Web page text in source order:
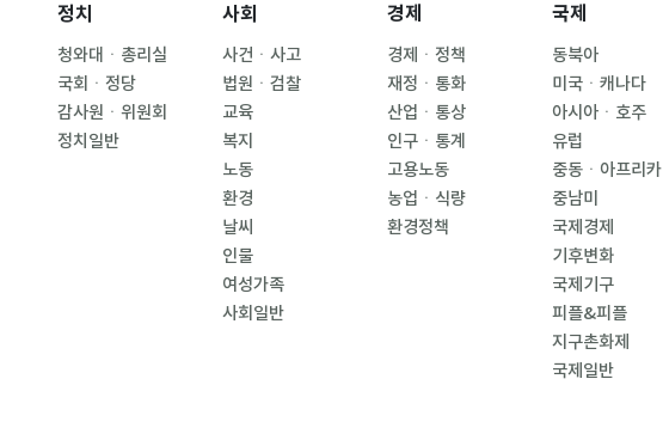
정치
청와대ㆍ총리실
국회ㆍ정당
감사원ㆍ위원회
정치일반
사회
사건ㆍ사고
법원ㆍ검찰
교육
복지
노동
환경
날씨
인물
여성가족
사회일반
경제
경제ㆍ정책
재정ㆍ통화
산업ㆍ통상
인구ㆍ통계
고용노동
농업ㆍ식량
환경정책
국제
동북아
미국ㆍ캐나다
아시아ㆍ호주
유럽
중동ㆍ아프리카
중남미
국제경제
기후변화
국제기구
피플&피플
지구촌화제
국제일반